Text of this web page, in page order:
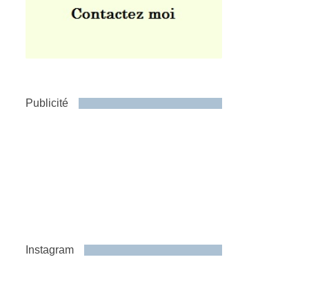
Publicité
Instagram